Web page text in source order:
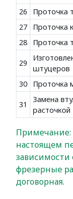
26 Проточка
27
Проточка
28
Проточка
29
штуцеров
30 Проточка
31
Замена
расточкой
Примечание:
настоящем
зависимости
фрезерные
договорная.